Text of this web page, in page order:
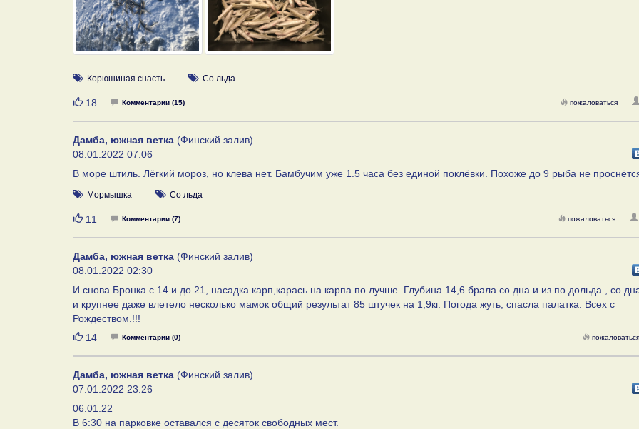
Корюшиная снасть Со льда
Нравится
18 Комментарии (15) пожаловаться
Дамба, южная ветка (Финский залив)
08.01.2022 07:06
В море штиль. Лёгкий мороз, но клева нет. Бамбучим уже 1.5 часа без единой поклёвки. Похоже до 9 рыба не
Мормышка Со льда
Нравится
11 Комментарии (7) пожаловаться
Дамба, южная ветка (Финский залив)
08.01.2022 02:30
И снова Бронка с 14 и до 21, насадка карп,карась на карпа по лучше. Глубина 14,6 брала со дна и из по дольда , со
и крупнее даже влетело несколько мамок общий результат 85 штучек на 1,9кг. Погода жуть, спасла палатка. Всех с
Рождеством.!!!
Нравится
14 Комментарии (0) пожаловаться
Дамба, южная ветка (Финский залив)
07.01.2022 23:26
06.01.22
В 6:30 на парковке оставался с десяток свободных мест.